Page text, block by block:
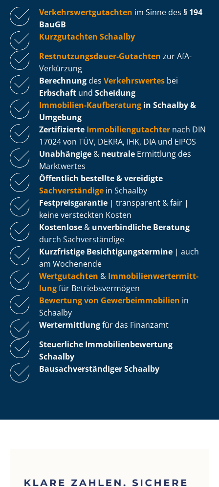
Ver­kehrs­wert­gut­ach­ten im Sinne des § 194
BauGB
Kurzgutachten Schaalby
Rest­nut­zungs­dau­er-Gutachten zur AfA-
Verkürzung
Berechnung des Verkehrswertes bei
Erbschaft und Scheidung
Immobilien-Kaufberatung in Schaalby &
Umgebung
Zertifizierte Im­mo­bi­li­en­gut­ach­ter nach DIN
17024 von TÜV, DEKRA, IHK, DIA und EIPOS
Unabhängige & neutrale Ermittlung des
Marktwertes
Öffentlich bestellte & vereidigte
Sachverständige in Schaalby
Fest­preis­ga­ran­tie | transparent & fair |
keine versteckten Kosten
Kostenlose & unverbindliche Beratung
durch Sachverständige
Kurzfristige Be­sich­ti­gungs­ter­mi­ne | auch
am Wochenende
Wertgutachten & Im­mo­bi­li­en­wert­ermitt­
lungfür Be­triebs­ver­mö­gen
Bewertung von Ge­wer­be­im­mo­bi­li­en in
Schaalby
Wertermittlungfür das Finanzamt
Steuerliche Im­mo­bi­li­en­be­wer­tung
Schaalby
Bau­sach­ver­stän­di­ger Schaalby